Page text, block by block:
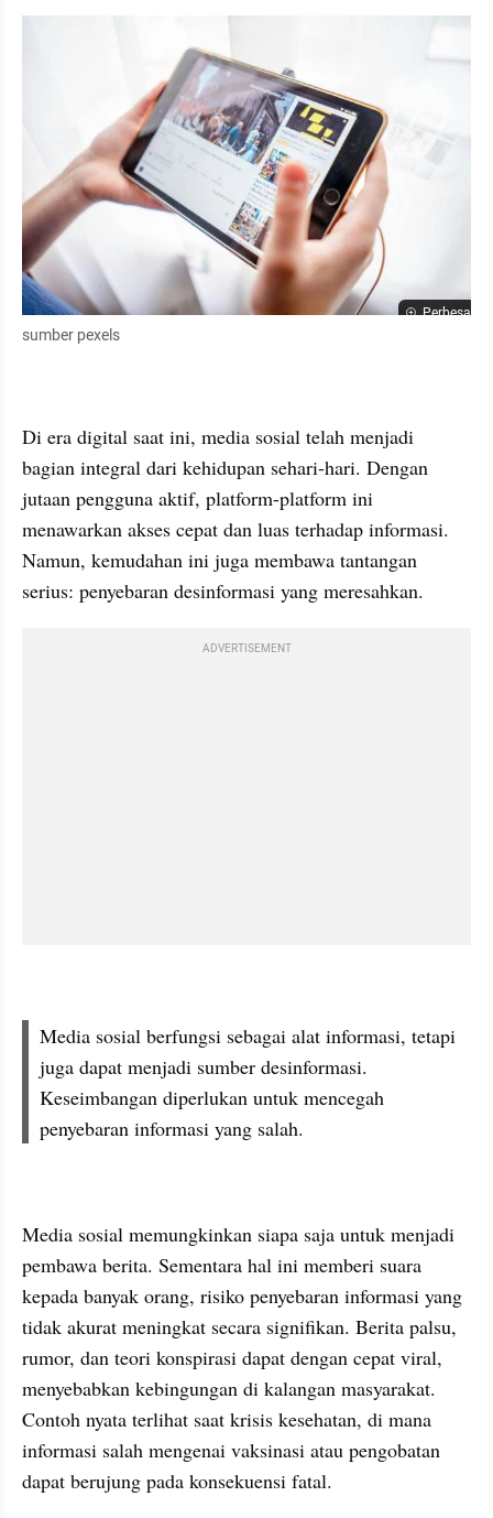
Perbesar
sumber pexels
Di era digital saat ini, media sosial telah menjadi
bagian integral dari kehidupan sehari-hari. Dengan
jutaan pengguna aktif, platform-platform ini
menawarkan akses cepat dan luas terhadap informasi.
Namun, kemudahan ini juga membawa tantangan
serius: penyebaran desinformasi yang meresahkan.
ADVERTISEMENT
Media sosial berfungsi sebagai alat informasi, tetapi
juga dapat menjadi sumber desinformasi.
Keseimbangan diperlukan untuk mencegah
penyebaran informasi yang salah.
Media sosial memungkinkan siapa saja untuk menjadi
pembawa berita. Sementara hal ini memberi suara
kepada banyak orang, risiko penyebaran informasi yang
tidak akurat meningkat secara signifikan. Berita palsu,
rumor, dan teori konspirasi dapat dengan cepat viral,
menyebabkan kebingungan di kalangan masyarakat.
Contoh nyata terlihat saat krisis kesehatan, di mana
informasi salah mengenai vaksinasi atau pengobatan
dapat berujung pada konsekuensi fatal.